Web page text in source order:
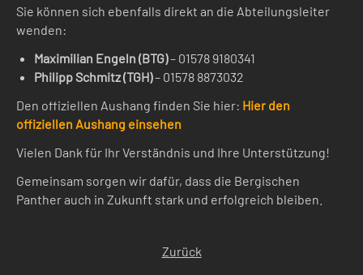
Sie können sich ebenfalls direkt an die Abteilungsleiter
wenden:
Maximilian Engeln (BTG)– 01578 9180341
Philipp Schmitz (TGH)– 01578 8873032
Den offiziellen Aushang finden Sie hier: Hier den
offiziellen Aushang einsehen
Vielen Dank für Ihr Verständnis und Ihre Unterstützung!
Gemeinsam sorgen wir dafür, dass die Bergischen
Panther auch in Zukunft stark und erfolgreich bleiben.
Zurück